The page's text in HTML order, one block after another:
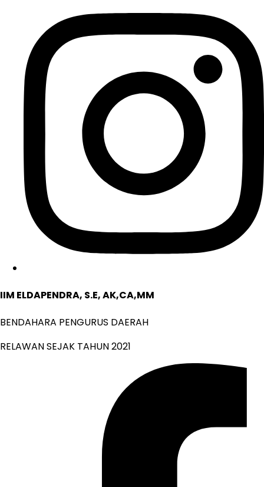
IIM ELDAPENDRA, S.E, AK,CA,MM
BENDAHARA PENGURUS DAERAH
RELAWAN SEJAK TAHUN 2021